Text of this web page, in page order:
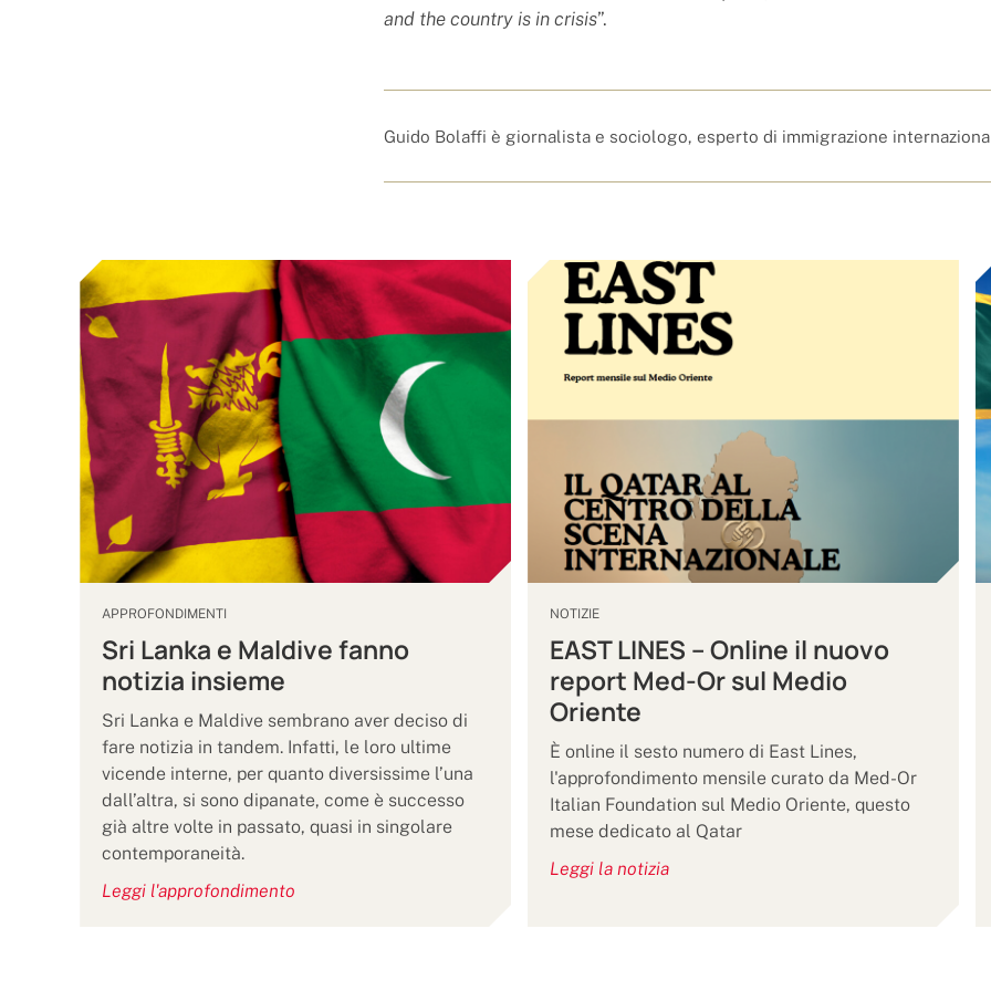
and the country is in crisis”.
Guido Bolaffi è giornalista e sociologo, esperto di immigrazione
APPROFONDIMENTI
Sri Lanka e Maldive fanno
notizia insieme
Sri Lanka e Maldive sembrano aver deciso di
fare notizia in tandem. Infatti, le loro ultime
vicende interne, per quanto diversissime l’una
dall’altra, si sono dipanate, come è successo
già altre volte in passato, quasi in singolare
contemporaneità.
Leggi l'approfondimento
NOTIZIE
EAST LINES – Online il nuovo
report Med-Or sul Medio
Oriente
È online il sesto numero di East Lines,
l'approfondimento mensile curato da Med-Or
Italian Foundation sul Medio Oriente, questo
mese dedicato al Qatar
Leggi la notizia